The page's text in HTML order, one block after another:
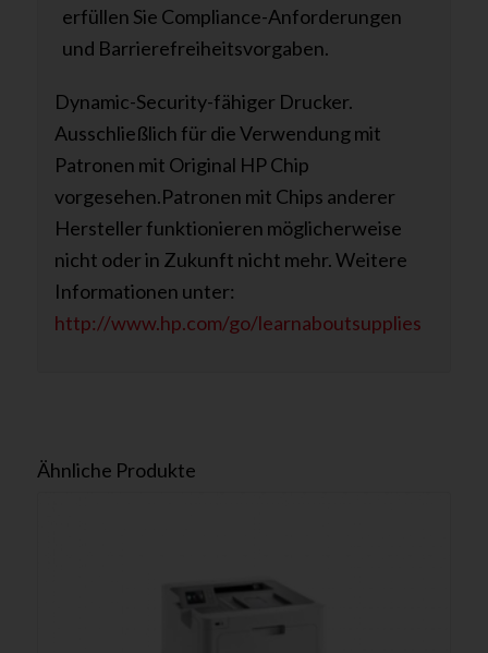
erfüllen Sie Compliance-Anforderungen
und Barrierefreiheitsvorgaben.
Dynamic-Security-fähiger Drucker.
Ausschließlich für die Verwendung mit
Patronen mit Original HP Chip
vorgesehen.Patronen mit Chips anderer
Hersteller funktionieren möglicherweise
nicht oder in Zukunft nicht mehr. Weitere
Informationen unter:
http://www.hp.com/go/learnaboutsupplies
Ähnliche Produkte